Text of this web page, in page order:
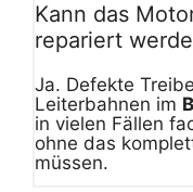
Kann das
repariert
Ja. Defekte
Leiterbahnen im
in vielen Fällen
ohne das
müssen.